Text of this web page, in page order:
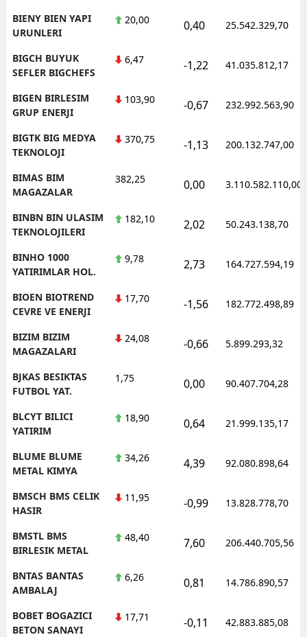
BIENY BIEN YAPI
URUNLERI
20,00 0,40 25.542.329,70
BIGCH BUYUK
SEFLER BIGCHEFS
6,47 -1,22 41.035.812,17
BIGEN BIRLESIM
GRUP ENERJI
103,90 -0,67 232.992.563,90
BIGTK BIG MEDYA
TEKNOLOJI
370,75 -1,13 200.132.747,00
BIMAS BIM
MAGAZALAR
382,25 0,00 3.110.582.110,00
BINBN BIN ULASIM
TEKNOLOJILERI
182,10 2,02 50.243.138,70
BINHO 1000
YATIRIMLAR HOL.
9,78 2,73 164.727.594,19
BIOEN BIOTREND
CEVRE VE ENERJI
17,70 -1,56 182.772.498,89
BIZIM BIZIM
MAGAZALARI
24,08 -0,66 5.899.293,32
BJKAS BESIKTAS
FUTBOL YAT.
1,75 0,00 90.407.704,28
BLCYT BILICI
YATIRIM
18,90 0,64 21.999.135,17
BLUME BLUME
METAL KIMYA
34,26 4,39 92.080.898,64
BMSCH BMS CELIK
HASIR
11,95 -0,99 13.828.778,70
BMSTL BMS
BIRLESIK METAL
48,40 7,60 206.440.705,56
BNTAS BANTAS
AMBALAJ
6,26 0,81 14.786.890,57
BOBET BOGAZICI
BETON SANAYI
17,71 -0,11 42.883.885,08